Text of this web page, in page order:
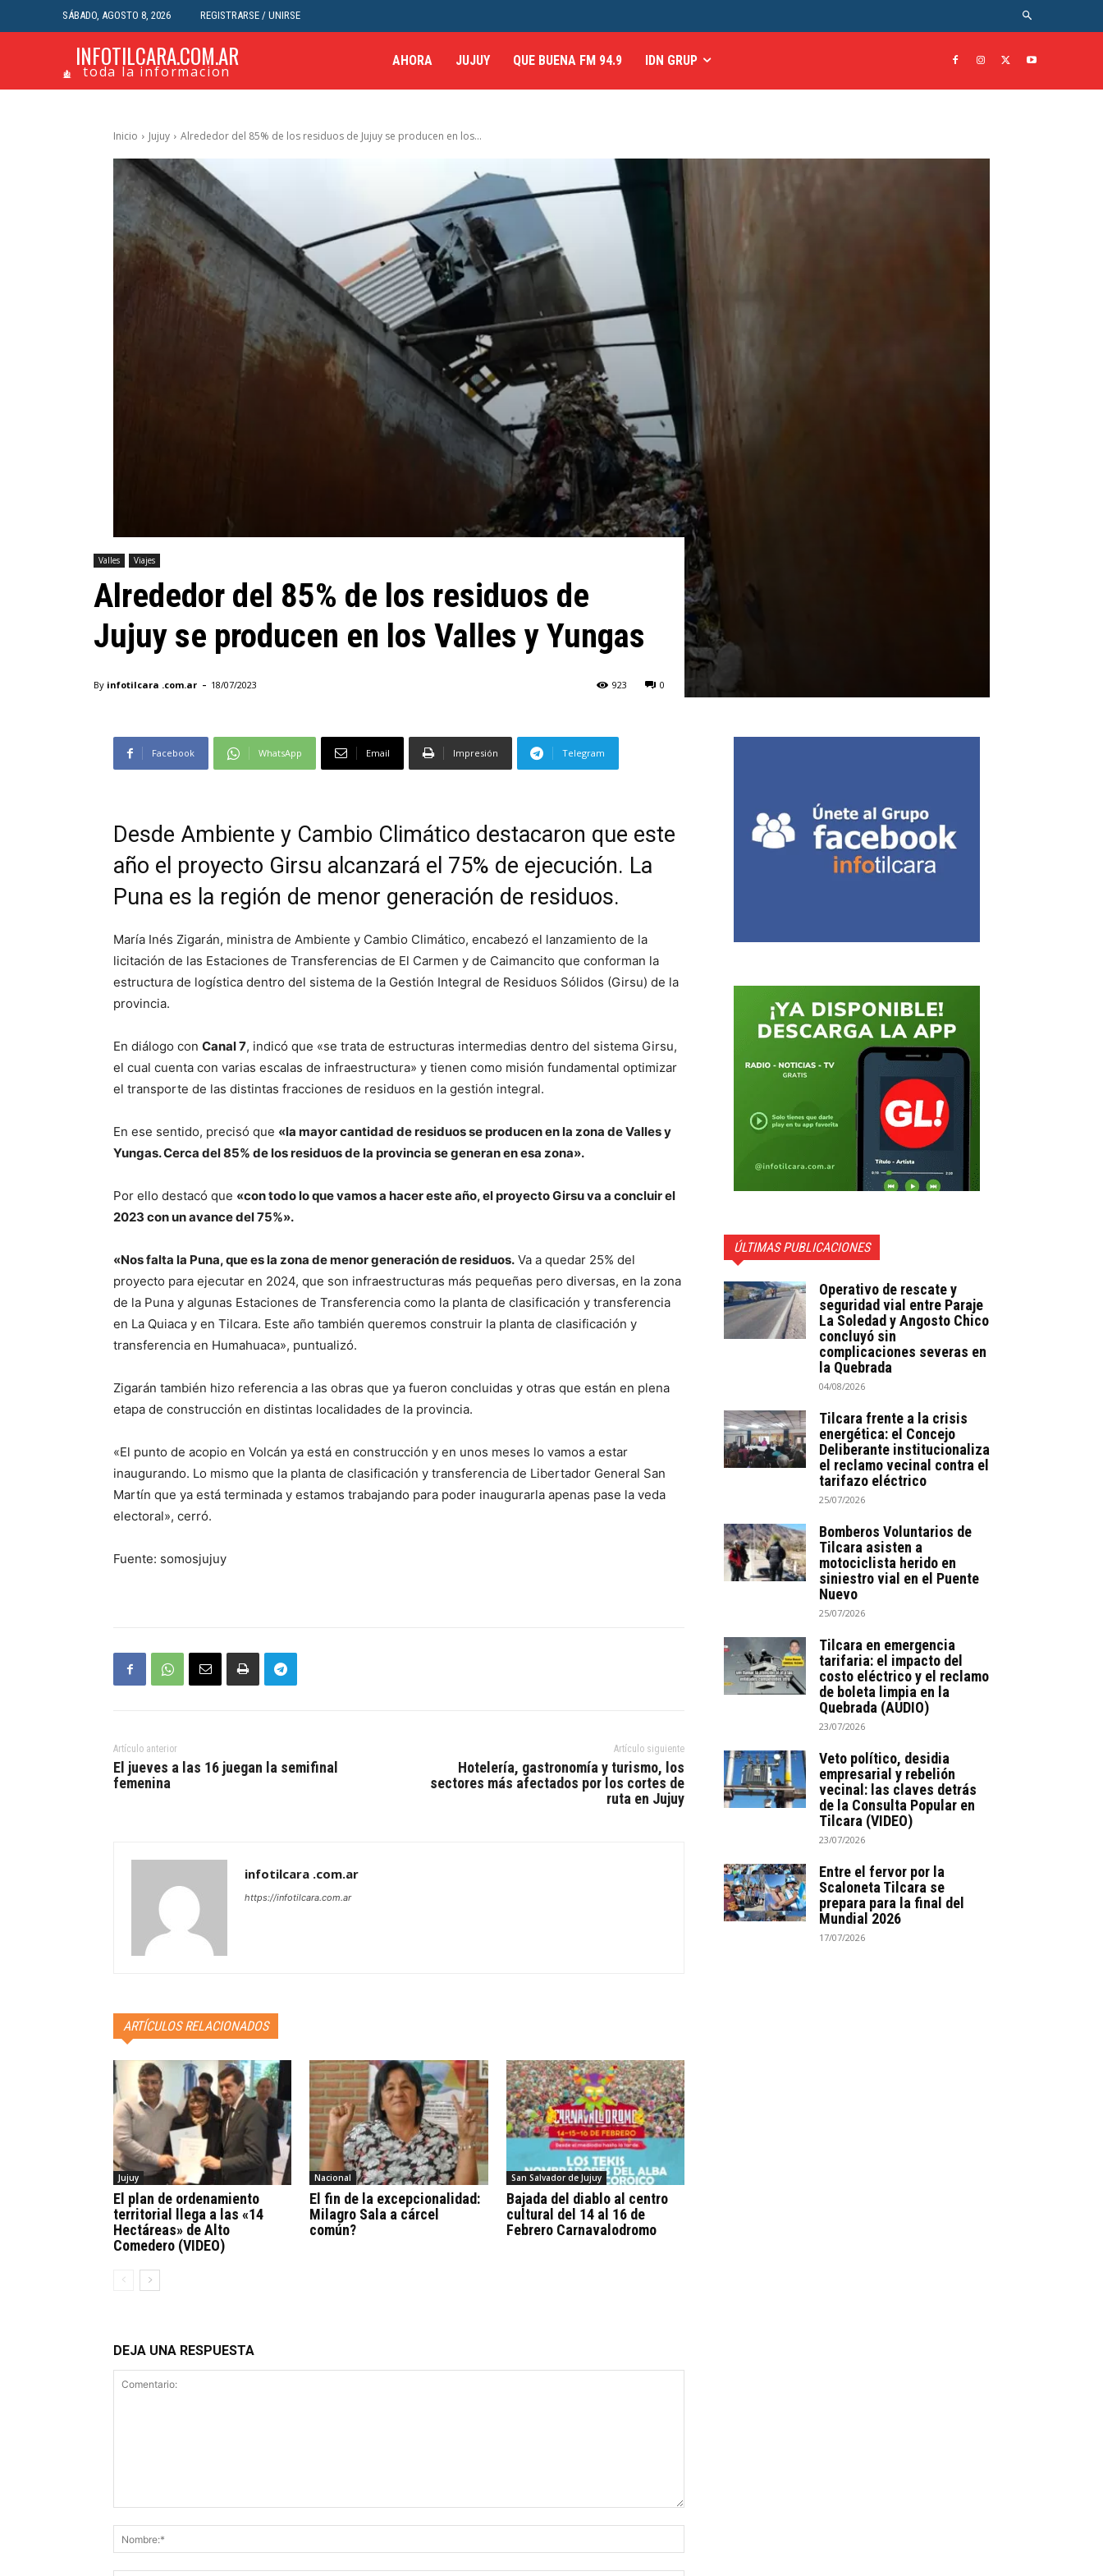
SÁBADO, AGOSTO 8, 2026 REGISTRARSE / UNIRSE
INFOTILCARA.COM.AR
toda la informacion
AHORA JUJUY QUE BUENA FM 94.9 IDN GRUP
Inicio Jujuy Alrededor del 85% de los residuos de Jujuy se producen en los...
Valles Viajes
Alrededor del 85% de los residuos de
Jujuy se producen en los Valles y Yungas
By infotilcara .com.ar - 18/07/2023 0
923
Facebook WhatsApp Email Impresión Telegram
Desde Ambiente y Cambio Climático destacaron que este
año el proyecto Girsu alcanzará el 75% de ejecución. La
Puna es la región de menor generación de residuos.
María Inés Zigarán, ministra de Ambiente y Cambio Climático, encabezó el lanzamiento de la
licitación de las Estaciones de Transferencias de El Carmen y de Caimancito que conforman la
estructura de logística dentro del sistema de la Gestión Integral de Residuos Sólidos (Girsu) de la
provincia.
En diálogo con Canal 7, indicó que «se trata de estructuras intermedias dentro del sistema Girsu,
el cual cuenta con varias escalas de infraestructura» y tienen como misión fundamental optimizar
el transporte de las distintas fracciones de residuos en la gestión integral.
En ese sentido, precisó que «la mayor cantidad de residuos se producen en la zona de Valles y
Yungas. Cerca del 85% de los residuos de la provincia se generan en esa zona».
Por ello destacó que «con todo lo que vamos a hacer este año, el proyecto Girsu va a concluir el
2023 con un avance del 75%».
«Nos falta la Puna, que es la zona de menor generación de residuos. Va a quedar 25% del
proyecto para ejecutar en 2024, que son infraestructuras más pequeñas pero diversas, en la zona
de la Puna y algunas Estaciones de Transferencia como la planta de clasificación y transferencia
en La Quiaca y en Tilcara. Este año también queremos construir la planta de clasificación y
transferencia en Humahuaca», puntualizó.
Zigarán también hizo referencia a las obras que ya fueron concluidas y otras que están en plena
etapa de construcción en distintas localidades de la provincia.
«El punto de acopio en Volcán ya está en construcción y en unos meses lo vamos a estar
inaugurando. Lo mismo que la planta de clasificación y transferencia de Libertador General San
Martín que ya está terminada y estamos trabajando para poder inaugurarla apenas pase la veda
electoral», cerró.
Fuente: somosjujuy
Artículo anterior
El jueves a las 16 juegan la semifinal
femenina
Artículo siguiente
Hotelería, gastronomía y turismo, los
sectores más afectados por los cortes de
ruta en Jujuy
infotilcara .com.ar
https://infotilcara.com.ar
ARTÍCULOS RELACIONADOS
Jujuy
El plan de ordenamiento
territorial llega a las «14
Hectáreas» de Alto
Comedero (VIDEO)
Nacional
El fin de la excepcionalidad:
Milagro Sala a cárcel
común?
San Salvador de Jujuy
Bajada del diablo al centro
cultural del 14 al 16 de
Febrero Carnavalodromo
DEJA UNA RESPUESTA
ÚLTIMAS PUBLICACIONES
Operativo de rescate y
seguridad vial entre Paraje
La Soledad y Angosto Chico
concluyó sin
complicaciones severas en
la Quebrada
04/08/2026
Tilcara frente a la crisis
energética: el Concejo
Deliberante institucionaliza
el reclamo vecinal contra el
tarifazo eléctrico
25/07/2026
Bomberos Voluntarios de
Tilcara asisten a
motociclista herido en
siniestro vial en el Puente
Nuevo
25/07/2026
Tilcara en emergencia
tarifaria: el impacto del
costo eléctrico y el reclamo
de boleta limpia en la
Quebrada (AUDIO)
23/07/2026
Veto político, desidia
empresarial y rebelión
vecinal: las claves detrás
de la Consulta Popular en
Tilcara (VIDEO)
23/07/2026
Entre el fervor por la
Scaloneta Tilcara se
prepara para la final del
Mundial 2026
17/07/2026